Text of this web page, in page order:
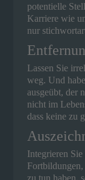
potentielle
Karriere wie
nur
Lassen Sie
weg. Und
ausgeübt, der
nicht im
dass keine zu
Integrieren
Fortbildungen,
zu tun haben,